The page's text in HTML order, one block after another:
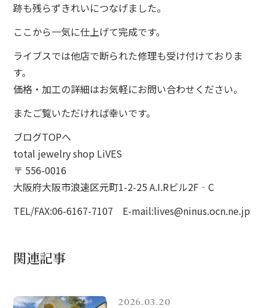
跡も残らずきれいにつなげました。
ここから一気に仕上げて完成です。
ライブスでは他店で断られた修理も受け付けておりま
す。
価格・加工の詳細はお気軽にお問い合わせください。
またご覧いただければ幸いです。
ブログTOPへ
total jewelry shop LiVES
〒 556-0016
大阪府大阪市浪速区元町1-2-25 A.I.Rビル2F‐C
TEL/FAX:06-6167-7107 E-mail:lives@ninus.ocn.ne.jp
関連記事
2026.03.20